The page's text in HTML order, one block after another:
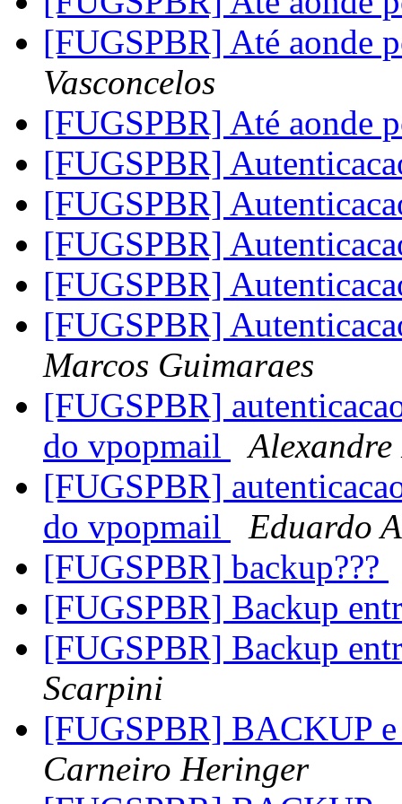
[FUGSPBR] Até aonde
Vasconcelos
[FUGSPBR] Até aonde
[FUGSPBR]
[FUGSPBR]
[FUGSPBR]
[FUGSPBR]
[FUGSPBR]
Marcos Guimaraes
[FUGSPBR]
do vpopmail
[FUGSPBR]
do vpopmail
Eduardo
[FUGSPBR] backup???
[FUGSPBR] Backup
[FUGSPBR] Backup
Scarpini
[FUGSPBR] BACKUP
Carneiro Heringer